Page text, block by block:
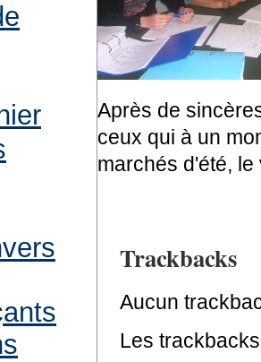
Après de
ceux qui à un
marchés d'été,
Trackbacks
Aucun
Les